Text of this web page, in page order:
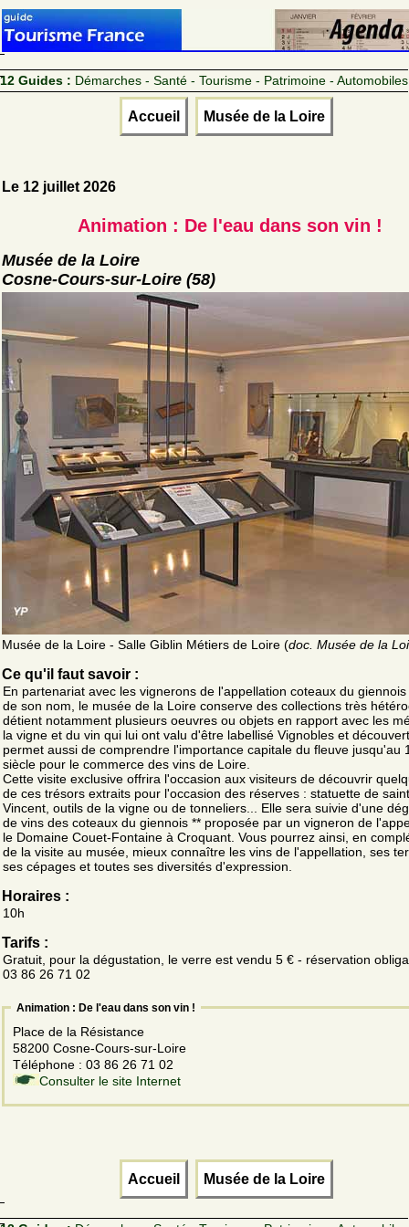
12 Guides : Démarches - Santé - Tourisme - Patrimoine - Automobiles
Accueil Musée de la Loire
Le 12 juillet 2026
Animation : De l'eau dans son vin !
Musée de la Loire
Cosne-Cours-sur-Loire (58)
Musée de la Loire - Salle Giblin Métiers de Loire (doc. Musée de la
Ce qu'il faut savoir :
En partenariat avec les vignerons de l'appellation coteaux du
de son nom, le musée de la Loire conserve des collections très
détient notamment plusieurs oeuvres ou objets en rapport avec les
la vigne et du vin qui lui ont valu d'être labellisé Vignobles et
permet aussi de comprendre l'importance capitale du fleuve jusqu'au
siècle pour le commerce des vins de Loire.
Cette visite exclusive offrira l'occasion aux visiteurs de découvrir
de ces trésors extraits pour l'occasion des réserves : statuette de saint
Vincent, outils de la vigne ou de tonneliers... Elle sera suivie d'une
de vins des coteaux du giennois ** proposée par un vigneron de
le Domaine Couet-Fontaine à Croquant. Vous pourrez ainsi, en
de la visite au musée, mieux connaître les vins de l'appellation, ses
ses cépages et toutes ses diversités d'expression.
Horaires :
10h
Tarifs :
Gratuit, pour la dégustation, le verre est vendu 5 € - réservation
03 86 26 71 02
Animation : De l'eau dans son vin !
Place de la Résistance
58200 Cosne-Cours-sur-Loire
Téléphone : 03 86 26 71 02
Consulter le site Internet
Accueil Musée de la Loire